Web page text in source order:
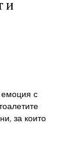
и
емоция с
за които